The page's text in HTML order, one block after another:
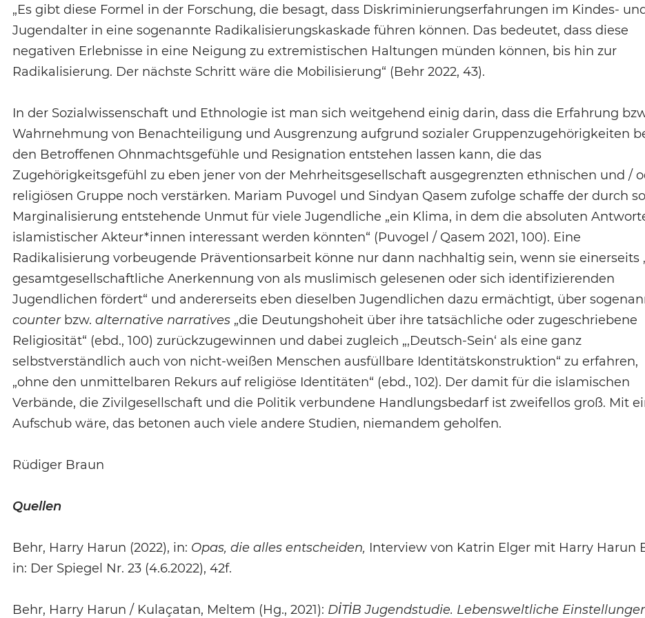
„Es gibt diese Formel in der Forschung, die besagt, dass Diskriminierungserfahrungen im Kindes-
Jugendalter in eine sogenannte Radikalisierungskaskade führen können. Das bedeutet, dass diese
negativen Erlebnisse in eine Neigung zu extremistischen Haltungen münden können, bis hin zur
Radikalisierung. Der nächste Schritt wäre die Mobilisierung“ (Behr 2022, 43).
In der Sozialwissenschaft und Ethnologie ist man sich weitgehend einig darin, dass die Erfahrung
Wahrnehmung von Benachteiligung und Ausgrenzung aufgrund sozialer Gruppenzugehörigkeiten
den Betroffenen Ohnmachtsgefühle und Resignation entstehen lassen kann, die das
Zugehörigkeitsgefühl zu eben jener von der Mehrheitsgesellschaft ausgegrenzten ethnischen und /
religiösen Gruppe noch verstärken. Mariam Puvogel und Sindyan Qasem zufolge schaffe der durch
Marginalisierung entstehende Unmut für viele Jugendliche „ein Klima, in dem die absoluten
islamistischer Akteur*innen interessant werden könnten“ (Puvogel / Qasem 2021, 100). Eine
Radikalisierung vorbeugende Präventionsarbeit könne nur dann nachhaltig sein, wenn sie einerseits
gesamtgesellschaftliche Anerkennung von als muslimisch gelesenen oder sich identifizierenden
Jugendlichen fördert“ und andererseits eben dieselben Jugendlichen dazu ermächtigt, über
counterbzw. alternative narratives „die Deutungshoheit über ihre tatsächliche oder zugeschriebene
Religiosität“ (ebd., 100) zurückzugewinnen und dabei zugleich „‚Deutsch-Sein‘ als eine ganz
selbstverständlich auch von nicht-weißen Menschen ausfüllbare Identitätskonstruktion“ zu erfahren,
„ohne den unmittelbaren Rekurs auf religiöse Identitäten“ (ebd., 102). Der damit für die islamischen
Verbände, die Zivilgesellschaft und die Politik verbundene Handlungsbedarf ist zweifellos groß. Mit
Aufschub wäre, das betonen auch viele andere Studien, niemandem geholfen.
Rüdiger Braun
Quellen
Behr, Harry Harun (2022), in: Opas, die alles entscheiden, Interview von Katrin Elger mit Harry Harun
in: Der Spiegel Nr. 23 (4.6.2022), 42f.
Behr, Harry Harun / Kulaçatan, Meltem (Hg., 2021): DİTİB Jugendstudie. Lebensweltliche